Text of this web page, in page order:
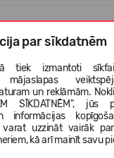
par sīkdatnēm
tiek izmantoti
mājaslapas
un reklāmām.
SĪKDATNĒM", jūs
informācijas
uzzināt vairāk
kā arī mainīt savu
(0)